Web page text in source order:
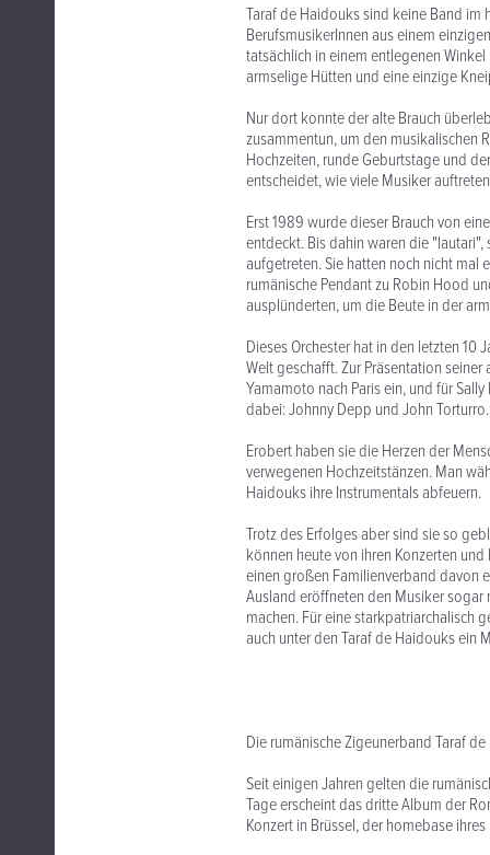
Taraf de Haidouks sind keine Band im
BerufsmusikerInnen aus einem
tatsächlich in einem entlegenen
armselige Hütten und eine einzige
Nur dort konnte der alte Brauch
zusammentun, um den musikalischen
Hochzeiten, runde Geburtstage und
entscheidet, wie viele Musiker
Erst 1989 wurde dieser Brauch von
entdeckt. Bis dahin waren die
aufgetreten. Sie hatten noch nicht mal
rumänische Pendant zu Robin Hood
ausplünderten, um die Beute in der
Dieses Orchester hat in den letzten
Welt geschafft. Zur Präsentation
Yamamoto nach Paris ein, und für
dabei: Johnny Depp und John Torturro.
Erobert haben sie die Herzen der
verwegenen Hochzeitstänzen. Man
Haidouks ihre Instrumentals abfeuern.
Trotz des Erfolges aber sind sie so
können heute von ihren Konzerten
einen großen Familienverband davon
Ausland eröffneten den Musiker sogar
machen. Für eine starkpatriarchalisch
auch unter den Taraf de Haidouks ein
Die rumänische Zigeunerband Taraf
Seit einigen Jahren gelten die
Tage erscheint das dritte Album der
Konzert in Brüssel, der homebase